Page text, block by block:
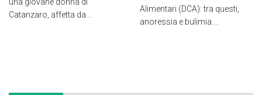
Catanzaro, affetta da...
Alimentari (DCA): tra questi,
anoressia e bulimia....